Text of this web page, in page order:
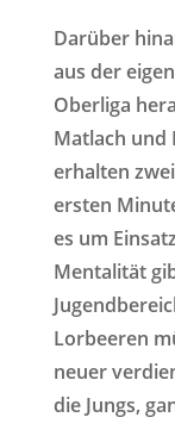
Darüber
aus der
Oberliga
Matlach und
erhalten
ersten
es um
Mentalität
Lorbeeren
neuer
die Jungs,